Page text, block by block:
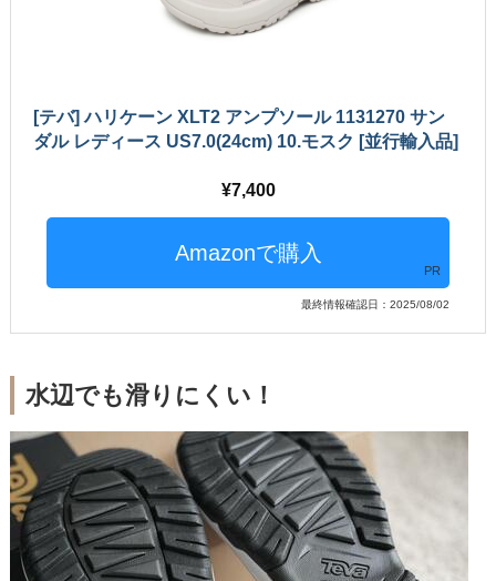
[テバ] ハリケーン XLT2 アンプソール 1131270 サン
ダル レディース US7.0(24cm) 10.モスク [並行輸入品]
7,400
PR
最終情報確認日：2025/08/02
水辺でも滑りにくい！